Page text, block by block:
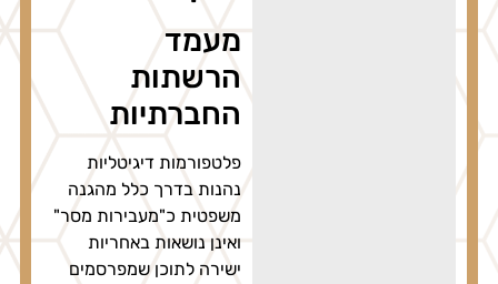
מעמד
הרשתות
החברתיות
פלטפורמות דיגיטליות
נהנות בדרך כלל מהגנה
משפטית כ"מעבירות מסר"
ואינן נושאות באחריות
ישירה לתוכן שמפרסמים